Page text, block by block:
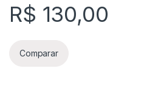
R$ 130,00
Comparar